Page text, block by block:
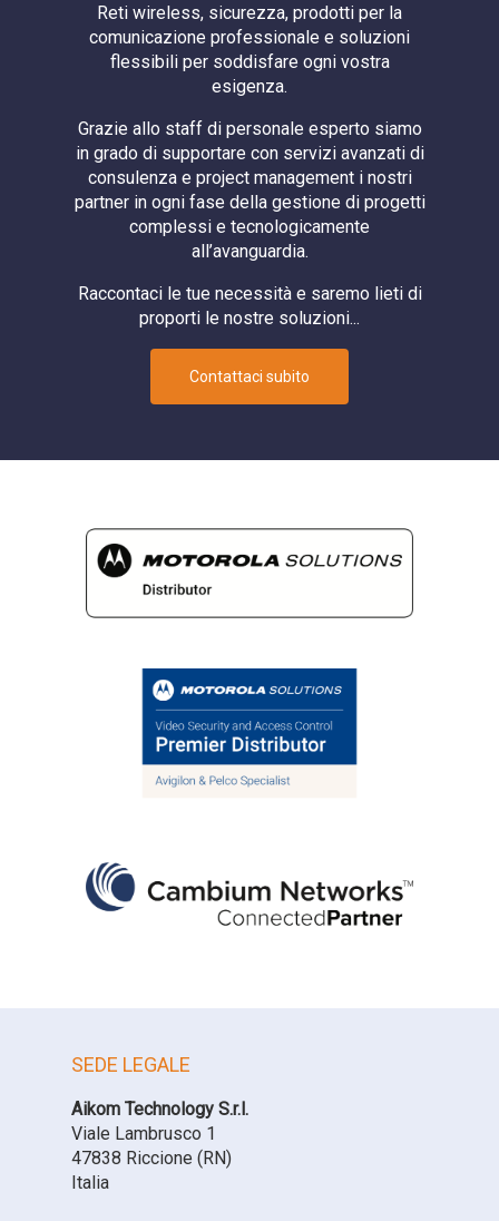
Reti wireless, sicurezza, prodotti per la
comunicazione professionale e soluzioni
flessibili per soddisfare ogni vostra
esigenza.
Grazie allo staff di personale esperto siamo
in grado di supportare con servizi avanzati di
consulenza e project management i nostri
partner in ogni fase della gestione di progetti
complessi e tecnologicamente
all’avanguardia.
Raccontaci le tue necessità e saremo lieti di
proporti le nostre soluzioni...
Contattaci subito
SEDE LEGALE
Aikom Technology S.r.l.
Viale Lambrusco 1
47838 Riccione (RN)
Italia